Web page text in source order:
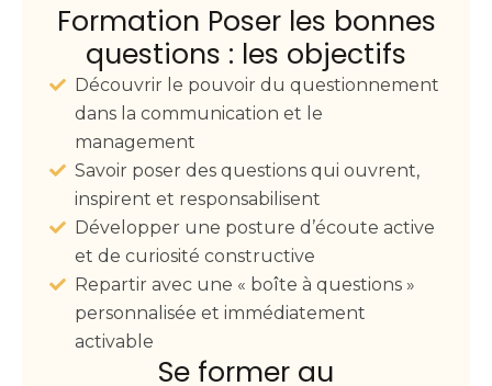
Formation Poser les bonnes
questions : les objectifs
Découvrir le pouvoir du questionnement
dans la communication et le
management
Savoir poser des questions qui ouvrent,
inspirent et responsabilisent
Développer une posture d’écoute active
et de curiosité constructive
Repartir avec une « boîte à questions »
personnalisée et immédiatement
activable
Se former au